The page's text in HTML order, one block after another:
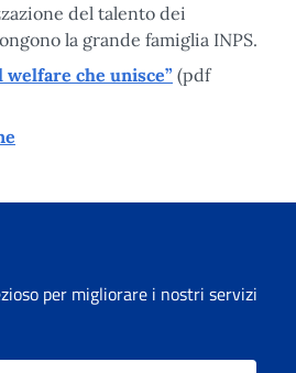
del talento dei
la grande famiglia INPS.
welfare che unisce” (pdf
per migliorare i nostri servizi